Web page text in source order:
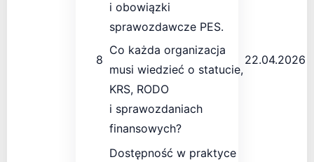
8
i obowiązki
sprawozdawcze PES.
Co każda organizacja
musi wiedzieć o statucie,
KRS, RODO
i sprawozdaniach
finansowych?
22.04.2026
Dostępność w praktyce